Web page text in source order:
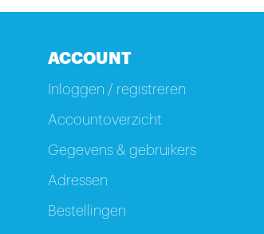
ACCOUNT
Inloggen / registreren
Accountoverzicht
Gegevens & gebruikers
Adressen
Bestellingen